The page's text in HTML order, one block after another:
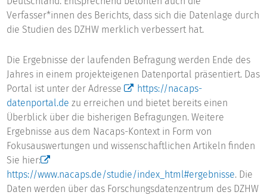
Verfasser*innen des Berichts, dass sich die Datenlage durch
die Studien des DZHW merklich verbessert hat.
Die Ergebnisse der laufenden Befragung werden Ende des
Jahres in einem projekteigenen Datenportal präsentiert. Das
Portal ist unter der Adresse
https://nacaps-
datenportal.de zu erreichen und bietet bereits einen
Überblick über die bisherigen Befragungen. Weitere
Ergebnisse aus dem Nacaps-Kontext in Form von
Fokusauswertungen und wissenschaftlichen Artikeln finden
Sie hier:
https://www.nacaps.de/studie/index_html#ergebnisse. Die
Daten werden über das Forschungsdatenzentrum des DZHW